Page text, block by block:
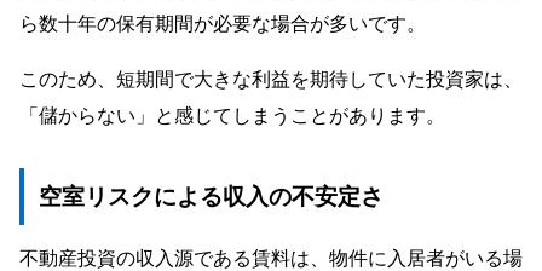
ら数十年の保有期間が必要な場合が多いです。
このため、短期間で大きな利益を期待していた投資家は、
「儲からない」と感じてしまうことがあります。
空室リスクによる収入の不安定さ
不動産投資の収入源である賃料は、物件に入居者がいる場